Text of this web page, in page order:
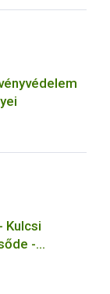
Kulcsi
-